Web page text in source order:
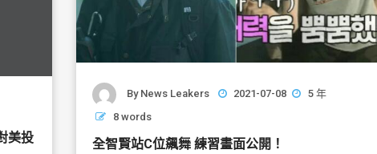
美投
By News Leakers 2021-07-08
5 年
8 words
全智賢站C位飆舞 練習畫面公開！